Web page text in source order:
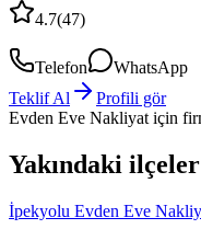
4.7(47)
Telefon
WhatsApp
Teklif Al
Profili gör
Evden Eve Nakliyat için
Yakındaki ilçeler
İpekyolu Evden Eve